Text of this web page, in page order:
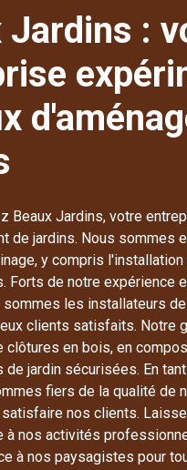
Jardins :
Beaux Jardins, votre
de jardins. Nous sommes
y compris
Forts de notre expérience
sommes les installateurs
clients satisfaits. Notre
clôtures en bois, en
jardin sécurisées. En
fiers de la qualité de
satisfaire nos clients.
à nos activités
à nos paysagistes pour